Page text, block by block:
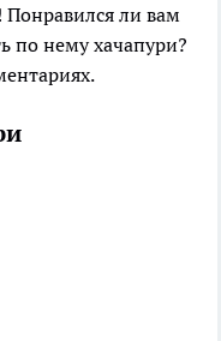
ли вам
по нему хачапури?